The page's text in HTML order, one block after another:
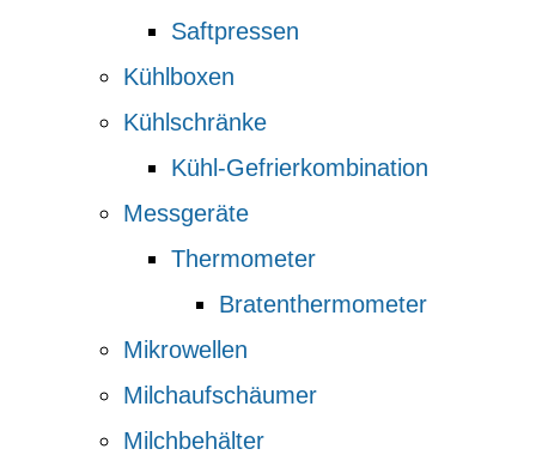
Saftpressen
Kühlboxen
Kühlschränke
Kühl-Gefrierkombination
Messgeräte
Thermometer
Bratenthermometer
Mikrowellen
Milchaufschäumer
Milchbehälter